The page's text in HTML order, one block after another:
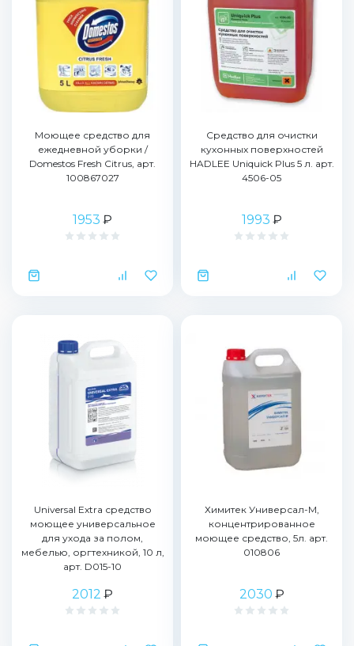
Моющее средство для
ежедневной уборки /
Domestos Fresh Citrus, арт.
100867027
1953 ₽
Средство для очистки
кухонных поверхностей
HADLEE Uniquick Plus 5 л. арт.
4506-05
1993 ₽
Universal Extra средство
моющее универсальное
для ухода за полом,
мебелью, оргтехникой, 10 л,
арт. D015-10
2012 ₽
Химитек Универсал-М,
концентрированное
моющее средство, 5л. арт.
010806
2030 ₽